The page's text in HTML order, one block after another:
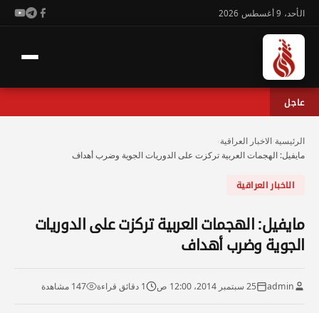
الأحد، 9 أغسطس 2026
عاجل
الرئيسية الاخبار العراقية
مايفيل: الهجمات العربية تركزت على الدوريات الجوية وضرب أهداف
الاخبار العراقية
مايفيل: الهجمات العربية تركزت على الدوريات
الجوية وضرب أهداف
admin 25 سبتمبر 2014، 12:00 ص 1 دقائق قراءة 147 مشاهدة